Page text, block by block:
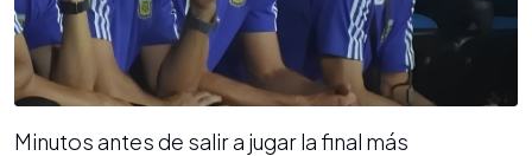
Minutos antes de salir a jugar la final más